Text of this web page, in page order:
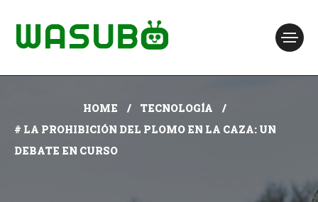
HOME
TECNOLOGÍA
# LA PROHIBICIÓN DEL PLOMO EN LA CAZA: UN
DEBATE EN CURSO